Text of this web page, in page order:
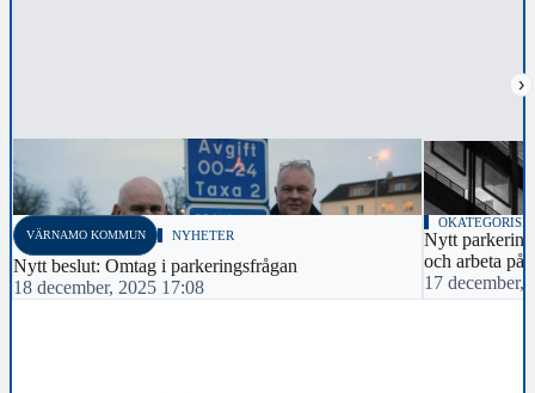
›
VÄRNAMO KOMMUN NYHETER
Nytt beslut: Omtag i parkeringsfrågan
18 december, 2025 17:08
Nytt
och arbeta på
17 december,